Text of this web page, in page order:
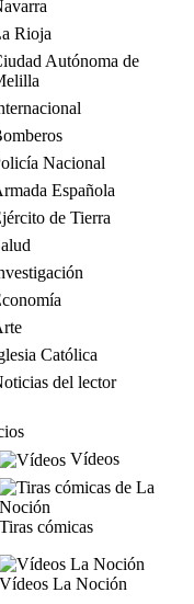
Rioja
Autónoma de
Nacional
Española
de Tierra
Católica
del lector
Vídeos
Tiras cómicas
Vídeos La Noción